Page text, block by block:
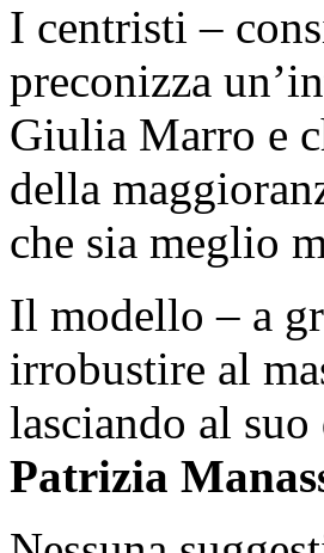
I centristi –
preconizza
Giulia Marro e
della
che sia meglio
Il modello – a
irrobustire al
lasciando al
Patrizia